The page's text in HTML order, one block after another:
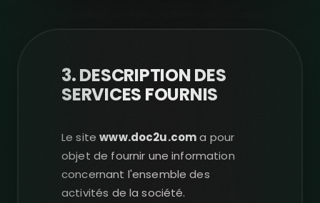
3. DESCRIPTION DES
SERVICES FOURNIS
Le sitewww.doc2u.coma pour
objet de fournir une information
concernant l'ensemble des
activités de la société.